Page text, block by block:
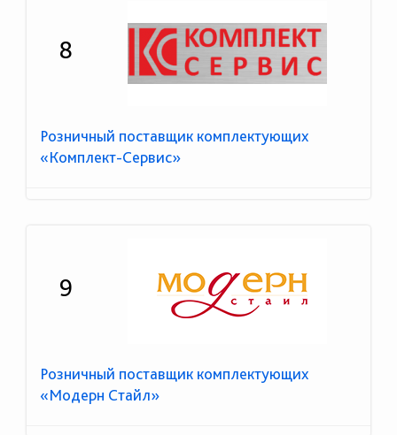
8
Розничный поставщик комплектующих
«Комплект-Сервис»
9
Розничный поставщик комплектующих
«Модерн Стайл»